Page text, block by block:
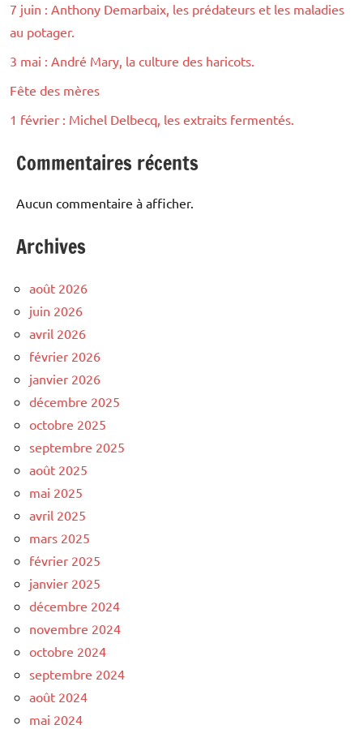
7 juin : Anthony Demarbaix, les prédateurs et les maladies
au potager.
3 mai : André Mary, la culture des haricots.
Fête des mères
1 février : Michel Delbecq, les extraits fermentés.
Commentaires récents
Aucun commentaire à afficher.
Archives
août 2026
juin 2026
avril 2026
février 2026
janvier 2026
décembre 2025
octobre 2025
septembre 2025
août 2025
mai 2025
avril 2025
mars 2025
février 2025
janvier 2025
décembre 2024
novembre 2024
octobre 2024
septembre 2024
août 2024
mai 2024